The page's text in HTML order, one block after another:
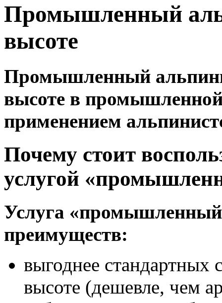
Промышленный
высоте
Промышленный
высоте в
применением
Почему стоит
услугой
Услуга
преимуществ:
выгоднее стандартных
высоте (дешевле, чем